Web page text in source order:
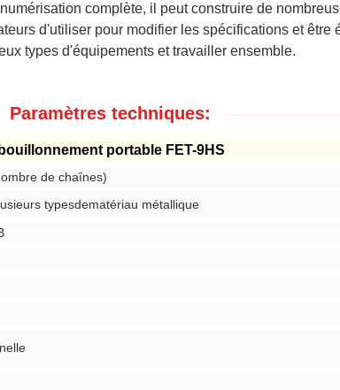
complète, il peut construire de
d'utiliser pour modifier les spécifications et
types d'équipements et travailler ensemble.
Paramètres techniques:
portable FET-9HS
de chaînes)
typesdematériau métallique